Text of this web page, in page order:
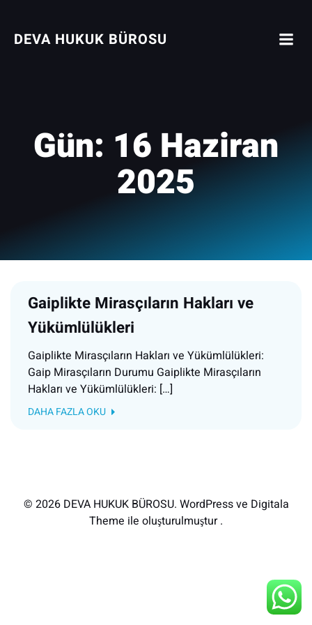
DEVA HUKUK BÜROSU
Gün: 16 Haziran
2025
Gaiplikte Mirasçıların Hakları ve
Yükümlülükleri
Gaiplikte Mirasçıların Hakları ve Yükümlülükleri:
Gaip Mirasçıların Durumu Gaiplikte Mirasçıların
Hakları ve Yükümlülükleri: […]
DAHA FAZLA OKU
© 2026 DEVA HUKUK BÜROSU. WordPress ve Digitala
Theme ile oluşturulmuştur .